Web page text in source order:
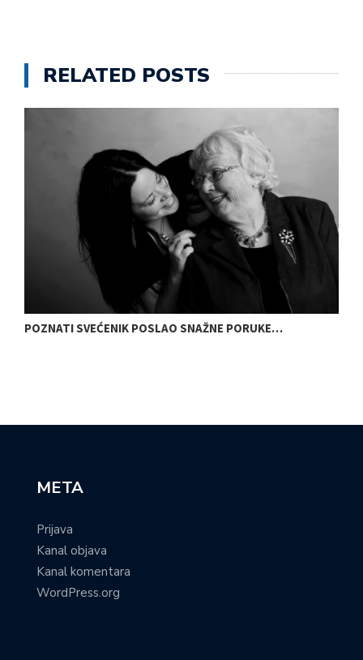
RELATED POSTS
POZNATI SVEĆENIK POSLAO SNAŽNE PORUKE…
META
Prijava
Kanal objava
Kanal komentara
WordPress.org